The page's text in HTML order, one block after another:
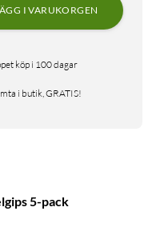
I VARUKORGEN
köp i 100 dagar
i butik, GRATIS!
5-pack